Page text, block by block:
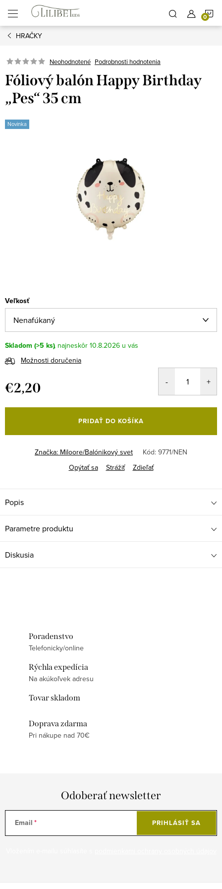
obsah
HRAČKY
Neohodnotené Podrobnosti hodnotenia
Fóliový balón Happy Birthday
„Pes“ 35 cm
Novinka
Veľkosť
Skladom (>5 ks)
10.8.2026
Možnosti doručenia
€2,20
cena:
PRIDAŤ DO KOŠÍKA
Značka: Miloore/Balónikový svet Kód: 9771/NEN
Opýtať sa
Strážiť Zdieľať
Popis
Parametre produktu
Diskusia
Poradenstvo
Telefonicky/online
Rýchla expedícia
Na akúkoľvek adresu
Tovar skladom
Doprava zdarma
Pri nákupe nad 70€
Odoberať newsletter
Email PRIHLÁSIŤ SA